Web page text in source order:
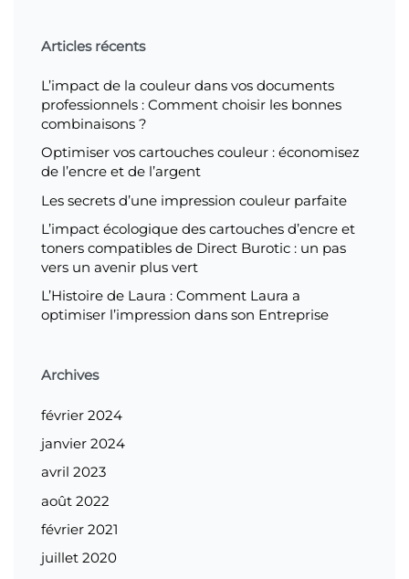
Articles récents
L’impact de la couleur dans vos documents
professionnels : Comment choisir les bonnes
combinaisons ?
Optimiser vos cartouches couleur : économisez
de l’encre et de l’argent
Les secrets d’une impression couleur parfaite
L’impact écologique des cartouches d’encre et
toners compatibles de Direct Burotic : un pas
vers un avenir plus vert
L’Histoire de Laura : Comment Laura a
optimiser l’impression dans son Entreprise
Archives
février 2024
janvier 2024
avril 2023
août 2022
février 2021
juillet 2020